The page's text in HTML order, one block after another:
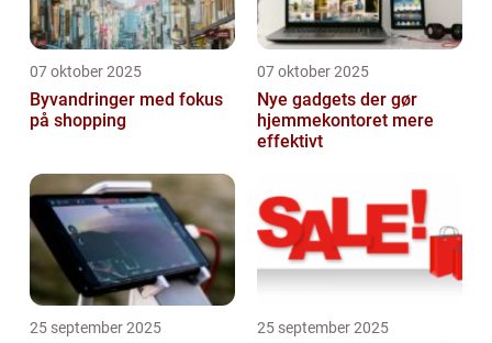
07 oktober 2025
Byvandringer med fokus
på shopping
07 oktober 2025
Nye gadgets der gør
hjemmekontoret mere
effektivt
25 september 2025 25 september 2025